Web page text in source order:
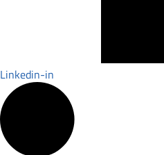
Linkedin-in